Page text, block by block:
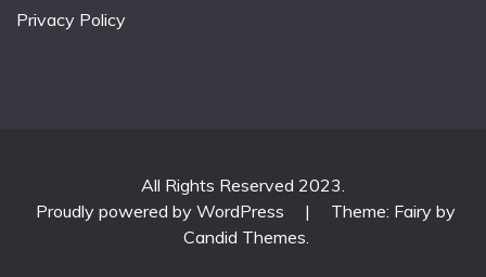
Privacy Policy
All Rights Reserved 2023.
Proudly powered by WordPress
|
Theme: Fairy by
Candid Themes.